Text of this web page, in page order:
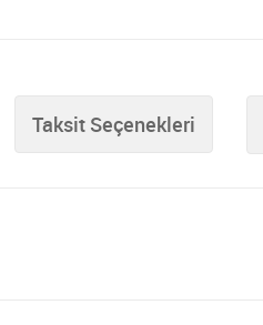
Taksit Seçenekleri